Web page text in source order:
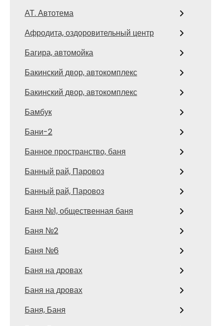
АТ. Автотема
Афродита, оздоровительный центр
Багира, автомойка
Бакинский двор, автокомплекс
Бакинский двор, автокомплекс
Бамбук
Бани-2
Банное пространство, баня
Банный рай, Паровоз
Банный рай, Паровоз
Баня №1, общественная баня
Баня №2
Баня №6
Баня на дровах
Баня на дровах
Баня, Баня